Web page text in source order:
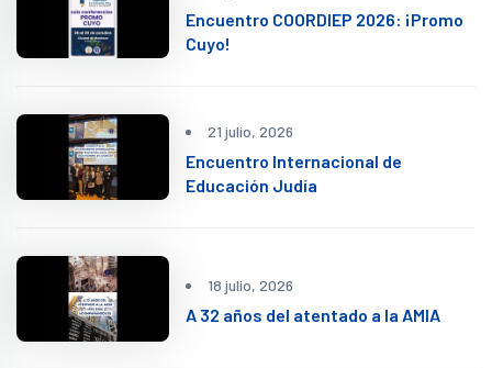
Encuentro COORDIEP 2026: ¡Promo
Cuyo!
21 julio, 2026
Encuentro Internacional de
Educación Judía
18 julio, 2026
A 32 años del atentado a la AMIA